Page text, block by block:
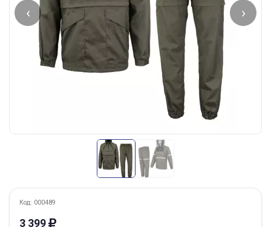
‹ ›
Код: 000489
3 399